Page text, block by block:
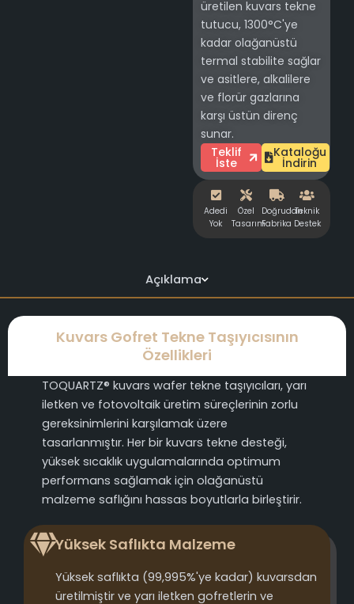
üretilen kuvars tekne
tutucu, 1300°C'ye
kadar olağanüstü
termal stabilite sağlar
ve asitlere, alkalilere
ve florür gazlarına
karşı üstün direnç
sunar.
Teklif
İste
Kataloğu
İndirin
Adedi
Yok
Özel
Tasarım
Doğrudan
Fabrika
Teknik
Destek
Açıklama
Kuvars Gofret Tekne Taşıyıcısının
Özellikleri
TOQUARTZ® kuvars wafer tekne taşıyıcıları, yarı
iletken ve fotovoltaik üretim süreçlerinin zorlu
gereksinimlerini karşılamak üzere
tasarlanmıştır. Her bir kuvars tekne desteği,
yüksek sıcaklık uygulamalarında optimum
performans sağlamak için olağanüstü
malzeme saflığını hassas boyutlarla birleştirir.
Yüksek Saflıkta Malzeme
Yüksek saflıkta (99,995%'ye kadar) kuvarsdan
üretilmiştir ve yarı iletken gofretlerin ve